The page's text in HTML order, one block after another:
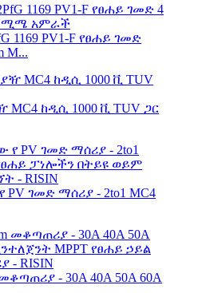
1169 PV1-F የፀሐይ ገመድ
M...
MC4 ከዲሲ 1000 ቪ TUV ጋር
ገመድ ማሰሪያ - 2to1 MC4
- 30A 40A 50A 60A